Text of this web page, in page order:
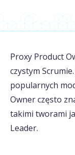
Proxy Product
czystym
popularnych
Owner często
takimi tworami
Leader.